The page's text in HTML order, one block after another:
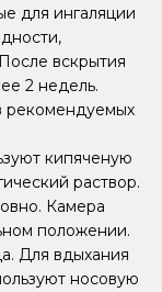
для ингаляции
вскрытия
2 недель.
рекомендуемых
кипяченую
раствор.
Камера
положении.
Для вдыхания
носовую